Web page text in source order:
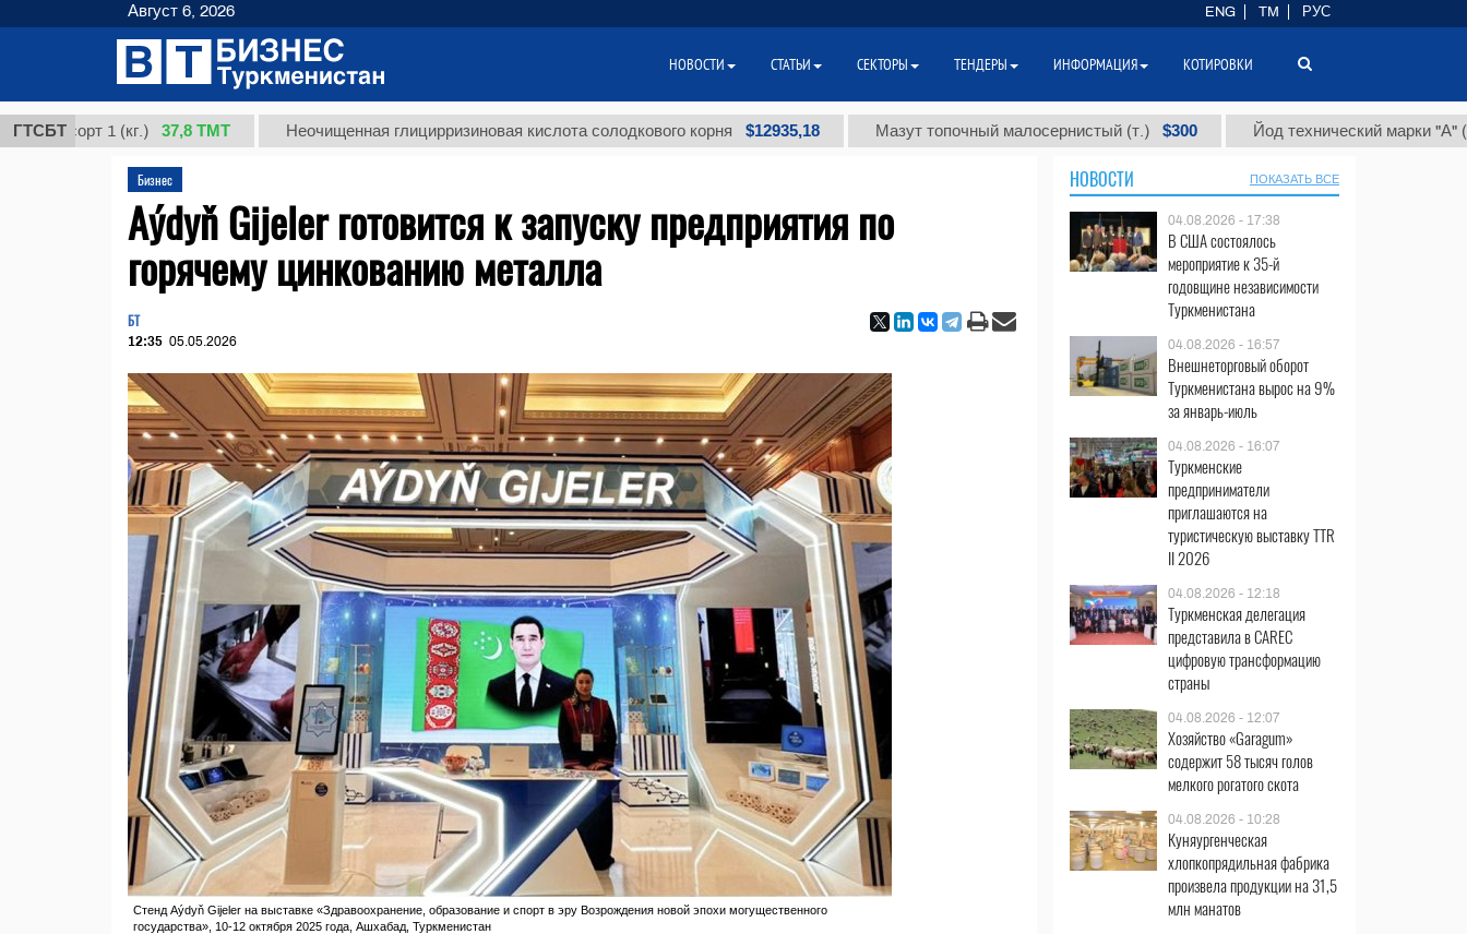
ГТСБТ1 (кг.) 37,8 ТМТ Неочищенная глицирризиновая кислота солодкового корня $12935,18 Мазут топочный малосернистый (т.) $300 Йод технический марки "А" (т.) $86
Бизнес
Aýdyň Gijeler готовится к запуску предприятия по
горячему цинкованию металла
БТ
12:35 05.05.2026
Стенд Aýdyň Gijeler на выставке «Здравоохранение, образование и спорт в эру Возрождения новой эпохи могущественного
государства», 10-12 октября 2025 года, Ашхабад, Туркменистан
НОВОСТИ ПОКАЗАТЬ ВСЕ
04.08.2026 - 17:38
В США состоялось
мероприятие к 35-й
годовщине независимости
Туркменистана
04.08.2026 - 16:57
Внешнеторговый оборот
Туркменистана вырос на 9%
за январь-июль
04.08.2026 - 16:07
Туркменские
предприниматели
приглашаются на
туристическую выставку TTR
II 2026
04.08.2026 - 12:18
Туркменская делегация
представила в CAREC
цифровую трансформацию
страны
04.08.2026 - 12:07
Хозяйство «Garagum»
содержит 58 тысяч голов
мелкого рогатого скота
04.08.2026 - 10:28
Куняургенческая
хлопкопрядильная фабрика
произвела продукции на 31,5
млн манатов
Август 6, 2026 ENG TM РУС
НОВОСТИ СТАТЬИ СЕКТОРЫ ТЕНДЕРЫ ИНФОРМАЦИЯ КОТИРОВКИ